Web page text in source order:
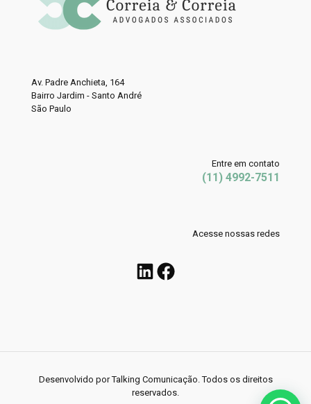
Av. Padre Anchieta, 164
Bairro Jardim - Santo André
São Paulo
Entre em contato
(11) 4992-7511
Acesse nossas redes
LinkedIn
Facebook
Desenvolvido por Talking Comunicação. Todos os direitos
reservados.